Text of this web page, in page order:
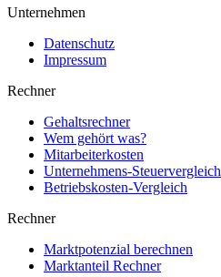
Unternehmen
Datenschutz
Impressum
Rechner
Gehaltsrechner
Wem gehört was?
Mitarbeiterkosten
Unternehmens-Steuervergleich
Betriebskosten-Vergleich
Rechner
Marktpotenzial berechnen
Marktanteil Rechner